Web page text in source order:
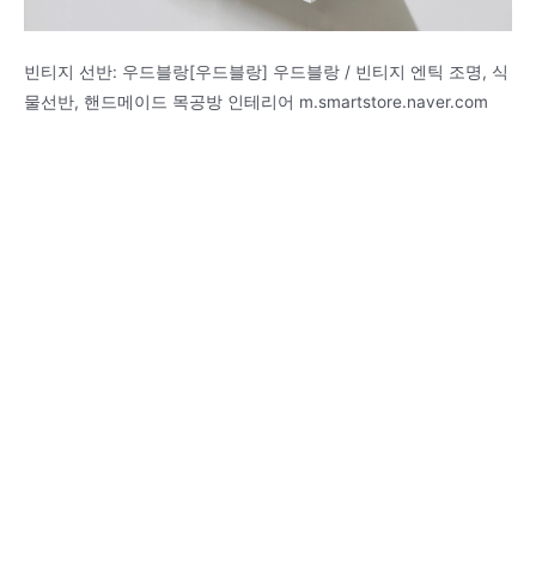
빈티지 선반: 우드블랑[우드블랑] 우드블랑 / 빈티지 엔틱 조명, 식
물선반, 핸드메이드 목공방 인테리어 m.smartstore.naver.com